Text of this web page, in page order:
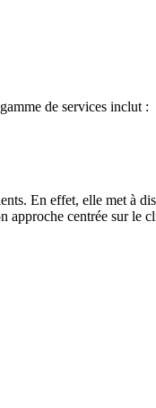
de services inclut :
En effet, elle met à
centrée sur le